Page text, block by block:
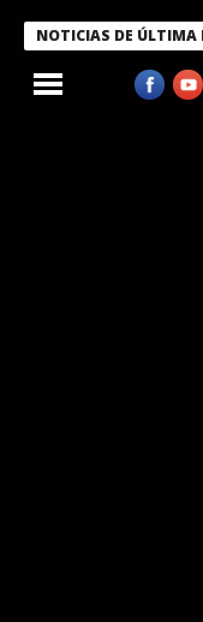
NOTICIAS DE ÚLTIMA
condecora a